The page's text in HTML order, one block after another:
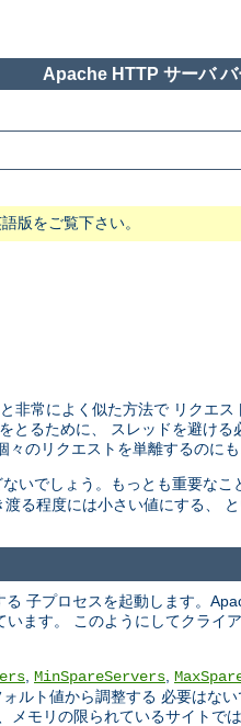
Apache HTTP サーバ バ
版をご覧下さい。
常によく似た方法で リクエ
るために、 スレッドを避け
のリクエストを単離するのにも
いでしょう。もっとも重要なこ
る程度には小さい値にする、 と
子プロセスを起動します。
ます。 このようにしてクライ
MinSpareServers
ルト値から調整する 必要はな
メモリの限られているサイトで